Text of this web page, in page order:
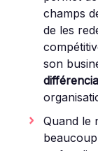
champs
de les
son
Quand le